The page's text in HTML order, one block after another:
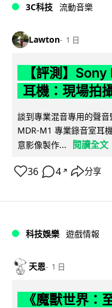
3C科技 流動音樂
Lawton 1 日
【評測】
耳機：現場拍
談到專業混音專用的聲
MDR-M1 專業錄音室耳
意影像製作...
閱讀全文
36 4 ↗ 分享
科技娛樂 遊戲情報
天恩 1 日
《魔獸世界：